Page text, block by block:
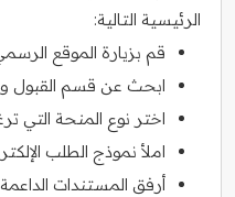
الرئيسية التالية:
قم بزيارة الموقع
ابحث عن قسم القبول
اختر نوع المنحة التي
املأ نموذج الطلب
أرفق المستندات